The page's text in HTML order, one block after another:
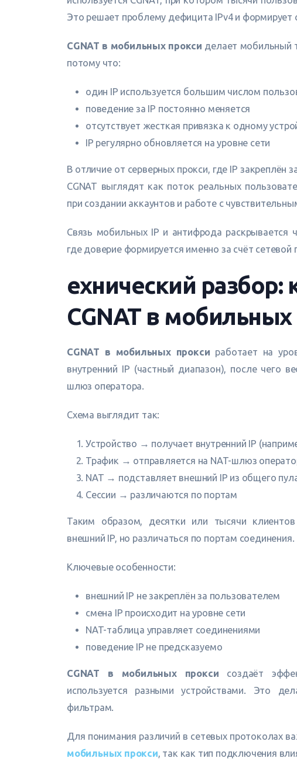
Это решает проблему дефицита IPv4 и
CGNAT в мобильных прокси делает мобильный
потому что:
один IP используется большим числом
поведение за IP постоянно меняется
отсутствует жесткая привязка к одному
IP регулярно обновляется на уровне сети
В отличие от серверных прокси, где IP
CGNAT выглядят как поток реальных
при создании аккаунтов и работе с
Связь мобильных IP и антифрода раскрывается
где доверие формируется именно за счёт
ехнический разбор:
CGNAT в мобильных
CGNAT в мобильных прокси работает на
внутренний IP (частный диапазон), после чего
шлюз оператора.
Схема выглядит так:
Устройство → получает внутренний IP
Трафик → отправляется на NAT-шлюз
NAT → подставляет внешний IP из общего
Сессии → различаются по портам
Таким образом, десятки или тысячи
внешний IP, но различаться по портам соединения.
Ключевые особенности:
внешний IP не закреплён за пользователем
смена IP происходит на уровне сети
NAT-таблица управляет соединениями
поведение IP не предсказуемо
CGNAT в мобильных прокси создаёт
используется разными устройствами. Это
фильтрам.
Для понимания различий в сетевых протоколах
мобильных прокси, так как тип подключения